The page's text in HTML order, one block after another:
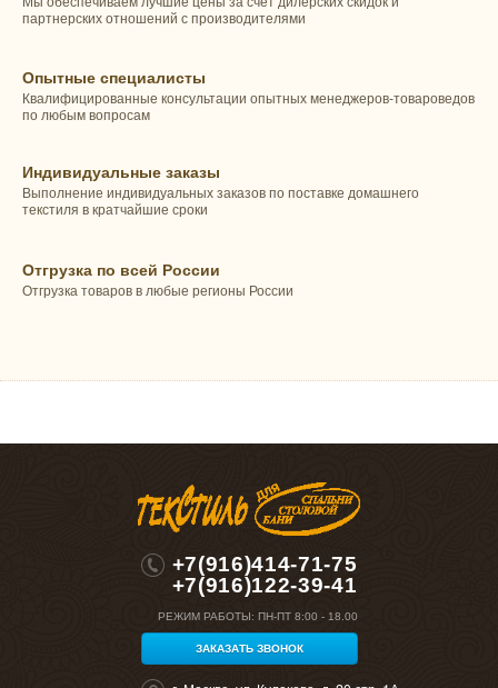
партнерских отношений с производителями
Опытные специалисты
Квалифицированные консультации опытных менеджеров-товароведов
по любым вопросам
Индивидуальные заказы
Выполнение индивидуальных заказов по поставке домашнего
текстиля в кратчайшие сроки
Отгрузка по всей России
Отгрузка товаров в любые регионы России
+7(916)414-71-75
+7(916)122-39-41
РЕЖИМ РАБОТЫ: ПН-ПТ 8:00 - 18.00
ЗАКАЗАТЬ ЗВОНОК